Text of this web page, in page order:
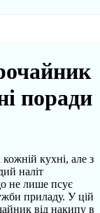
поради
кухні, але з
наліт
не лише псує
приладу. У цій
від накипу в